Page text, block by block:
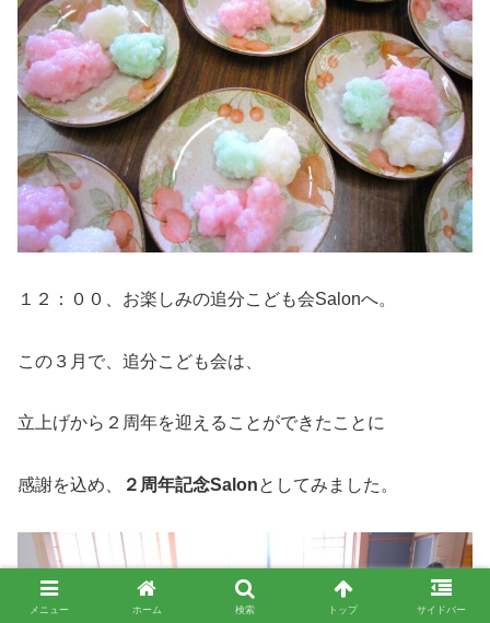
１２：００、お楽しみの追分こども会Salonへ。
この３月で、追分こども会は、
立上げから２周年を迎えることができたことに
感謝を込め、 ２周年記念Salonとしてみました。
メニュー ホーム 検索 トップ サイドバー